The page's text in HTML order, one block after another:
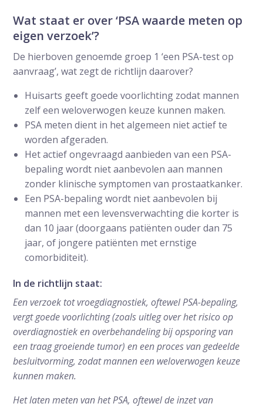
Wat staat er over ‘PSA waarde meten op
eigen verzoek’?
De hierboven genoemde groep 1 ‘een PSA-test op
aanvraag’, wat zegt de richtlijn daarover?
Huisarts geeft goede voorlichting zodat mannen
zelf een weloverwogen keuze kunnen maken.
PSA meten dient in het algemeen niet actief te
worden afgeraden.
Het actief ongevraagd aanbieden van een PSA-
bepaling wordt niet aanbevolen aan mannen
zonder klinische symptomen van prostaatkanker.
Een PSA-bepaling wordt niet aanbevolen bij
mannen met een levensverwachting die korter is
dan 10 jaar (doorgaans patiënten ouder dan 75
jaar, of jongere patiënten met ernstige
comorbiditeit).
In de richtlijn staat:
Een verzoek tot vroegdiagnostiek, oftewel PSA-bepaling,
vergt goede voorlichting (zoals uitleg over het risico op
overdiagnostiek en overbehandeling bij opsporing van
een traag groeiende tumor) en een proces van gedeelde
besluitvorming, zodat mannen een weloverwogen keuze
kunnen maken.
Het laten meten van het PSA, oftewel de inzet van